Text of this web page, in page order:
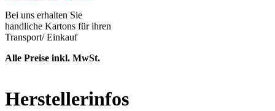
Bei uns erhalten Sie
handliche Kartons für ihren
Transport/ Einkauf
Alle Preise inkl. MwSt.
Herstellerinfos